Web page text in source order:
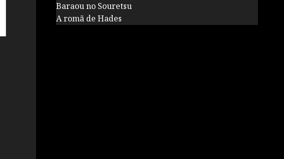
Baraou no Souretsu
A romã de Hades